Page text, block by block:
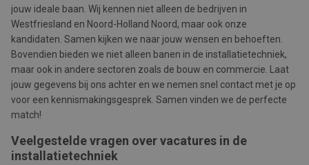
jouw ideale baan. Wij kennen niet alleen de bedrijven in
Westfriesland en Noord-Holland Noord, maar ook onze
kandidaten. Samen kijken we naar jouw wensen en behoeften.
Bovendien bieden we niet alleen banen in de installatietechniek,
maar ook in andere sectoren zoals de bouw en commercie. Laat
jouw gegevens bij ons achter en we nemen snel contact met je op
voor een kennismakingsgesprek. Samen vinden we de perfecte
match!
Veelgestelde vragen over vacatures in de
installatietechniek